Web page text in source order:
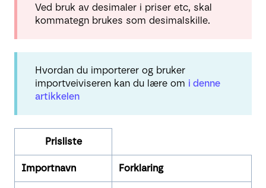
Ved bruk av desimaler i priser etc, skal
kommategn brukes som desimalskille.
Hvordan du importerer og bruker
importveiviseren kan du lære om i denne
artikkelen
Prisliste
Importnavn Forklaring